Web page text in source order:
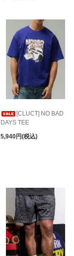
[CLUCT] NO BAD
DAYS TEE
5,940円(税込)